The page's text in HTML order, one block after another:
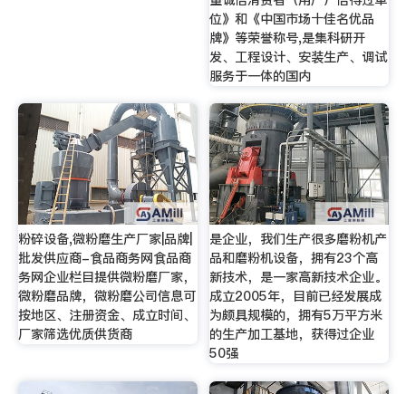
位》和《中国市场十佳名优品
牌》等荣誉称号,是集科研开
发、工程设计、安装生产、调试
服务于一体的国内
粉碎设备,微粉磨生产厂家|品牌|
批发供应商-食品商务网食品商
务网企业栏目提供微粉磨厂家，
微粉磨品牌，微粉磨公司信息可
按地区、注册资金、成立时间、
厂家筛选优质供货商
是企业，我们生产很多磨粉机产
品和磨粉机设备，拥有23个高
新技术，是一家高新技术企业。
成立2005年，目前已经发展成
为颇具规模的，拥有5万平方米
的生产加工基地，获得过企业
50强